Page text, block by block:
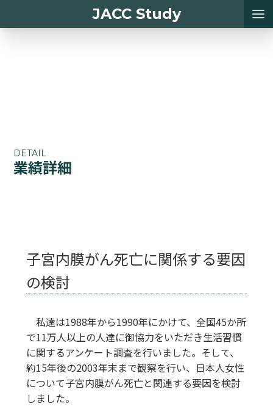
JACC Study
DETAIL
業績詳細
子宮内膜がん死亡に関係する要因
の検討
私達は1988年から1990年にかけて、全国45か所
で11万人以上の人達に御協力をいただき生活習慣
に関するアンケート調査を行いました。そして、
約15年後の2003年末まで観察を行い、日本人女性
について子宮内膜がん死亡と関連する要因を検討
しました。